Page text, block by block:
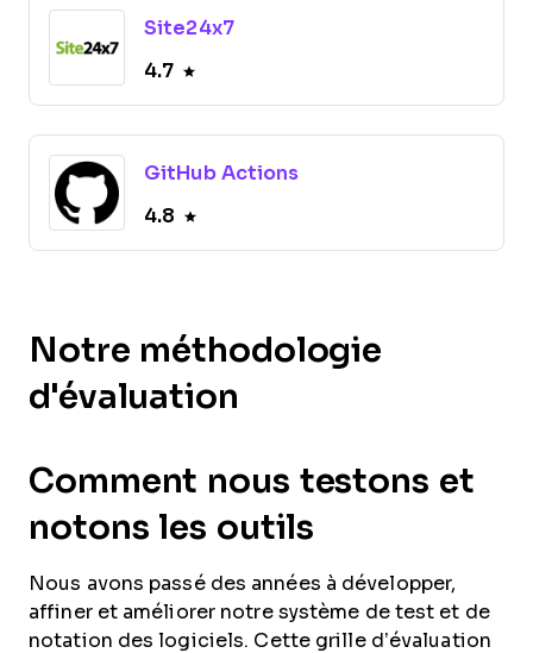
Site24x7
4.7
GitHub Actions
4.8
Notre méthodologie
d'évaluation
Comment nous testons et
notons les outils
Nous avons passé des années à développer,
affiner et améliorer notre système de test et de
notation des logiciels. Cette grille d’évaluation